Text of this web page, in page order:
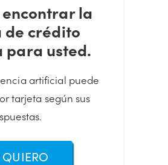
la
crédito
para usted.
artificial puede
tarjeta según sus